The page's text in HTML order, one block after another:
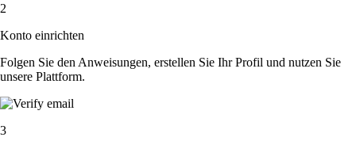
2
Konto einrichten
Folgen Sie den Anweisungen, erstellen Sie Ihr Profil und nutzen Sie
unsere Plattform.
3